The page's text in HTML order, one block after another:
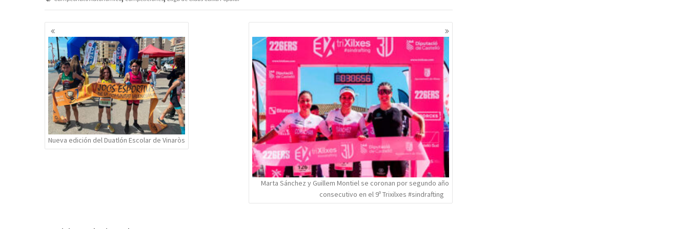
Navegación
de
entradas
Nueva edición del Duatlón Escolar de Vinaròs
Marta Sánchez y Guillem Montiel se coronan por segundo año
consecutivo en el 9º Trixilxes #sindrafting